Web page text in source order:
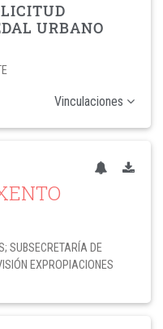
URBANO
Vinculaciones
SUBSECRETARÍA DE
EXPROPIACIONES